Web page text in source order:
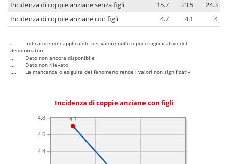
Incidenza di coppie anziane senza figli 15.7 23.5
24.3
Incidenza di coppie anziane con figli
4.7 4.1 4
-
Indicatore non applicabile per valore nullo o poco significativo del
denominatore
..
Dato non ancora disponibile
...
Dato non rilevato
....
La mancanza o esiguità del fenomeno rende i valori non significativi
Incidenza di coppie anziane con figli
4.4
4.6
4.8 4.7